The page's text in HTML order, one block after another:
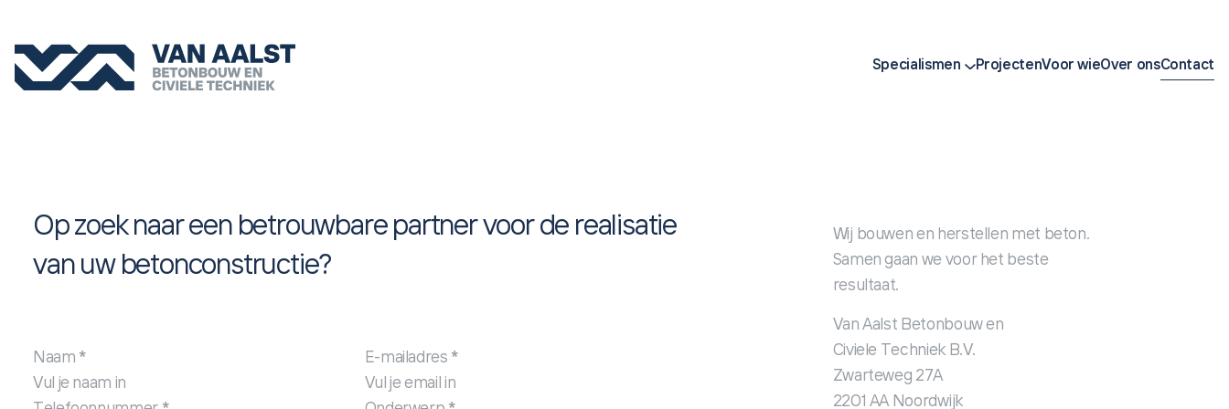
Specialismen ProjectenVoor wieOver onsContact
Op zoek naar een betrouwbare partner voor de realisatie
van uw betonconstructie?
Sectie
Naam * E-mailadres *
Wij bouwen en herstellen met beton.
Samen gaan we voor het beste
resultaat.
Van Aalst Betonbouw en
Civiele Techniek B.V.
Zwarteweg 27A
2201 AA Noordwijk